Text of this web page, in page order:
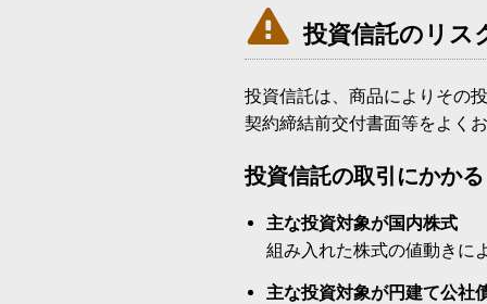
 投資信託のリス
投資信託は、商品によりその
契約締結前交付書面等をよく
投資信託の取引にかか
主な投資対象が国内株式
組み入れた株式の値動きに
主な投資対象が円建て公社